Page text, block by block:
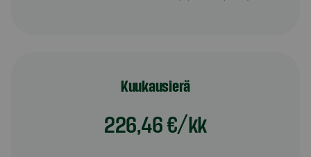
Kuukausierä
226,46 €/kk